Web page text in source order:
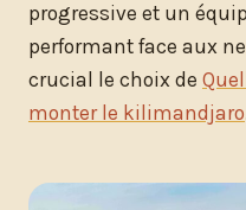
progressive et un
performant face aux
crucial le choix de
monter le kilimandjaro